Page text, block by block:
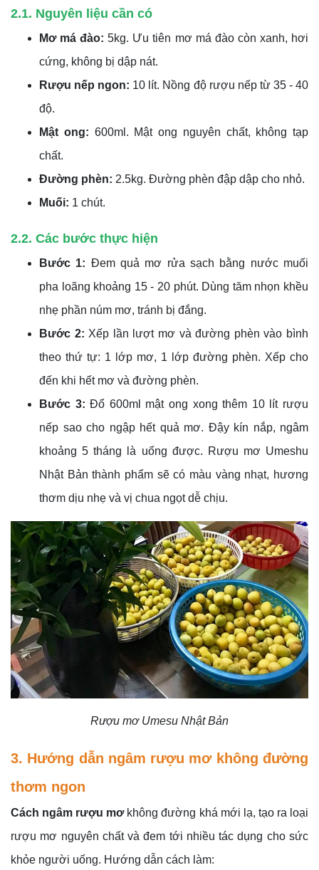
2.1. Nguyên liệu cần có
Mơ má đào: 5kg. Ưu tiên mơ má đào còn xanh, hơi
cứng, không bị dập nát.
Rượu nếp ngon: 10 lít. Nồng độ rượu nếp từ 35 - 40
độ.
Mật ong: 600ml. Mật ong nguyên chất, không tạp
chất.
Đường phèn: 2.5kg. Đường phèn đập dập cho nhỏ.
Muối: 1 chút.
2.2. Các bước thực hiện
Bước 1: Đem quả mơ rửa sạch bằng nước muối
pha loãng khoảng 15 - 20 phút. Dùng tăm nhọn khều
nhẹ phần núm mơ, tránh bị đắng.
Bước 2: Xếp lần lượt mơ và đường phèn vào bình
theo thứ tự: 1 lớp mơ, 1 lớp đường phèn. Xếp cho
đến khi hết mơ và đường phèn.
Bước 3:Đổ 600ml mật ong xong thêm 10 lít rượu
nếp sao cho ngập hết quả mơ. Đậy kín nắp, ngâm
khoảng 5 tháng là uống được. Rượu mơ Umeshu
Nhật Bản thành phẩm sẽ có màu vàng nhạt, hương
thơm dịu nhẹ và vị chua ngọt dễ chịu.
Rượu mơ Umesu Nhật Bản
3. Hướng dẫn ngâm rượu mơ không đường
thơm ngon
Cách ngâm rượu mơkhông đường khá mới lạ, tạo ra loại
rượu mơ nguyên chất và đem tới nhiều tác dụng cho sức
khỏe người uống. Hướng dẫn cách làm: